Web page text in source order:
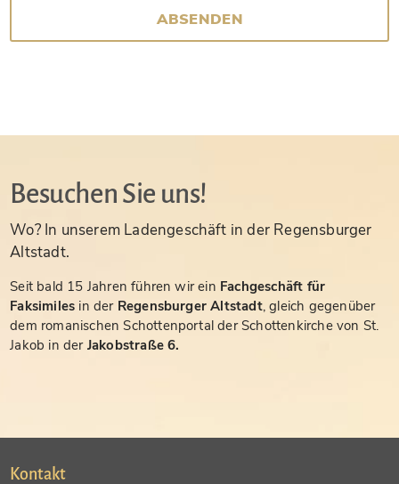
ABSENDEN
Besuchen Sie uns!
Wo? In unserem Ladengeschäft in der Regensburger
Altstadt.
Seit bald 15 Jahren führen wir ein Fachgeschäft für
Faksimiles in der Regensburger Altstadt, gleich gegenüber
dem romanischen Schottenportal der Schottenkirche von St.
Jakob in der Jakobstraße 6.
Kontakt